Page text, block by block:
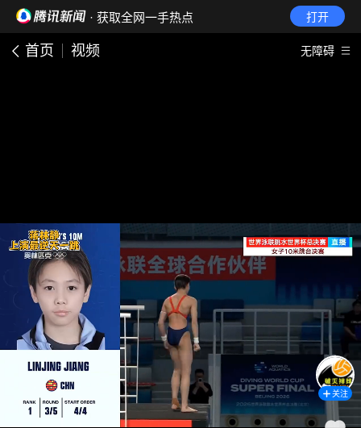
· 获取全网一手热点 打开
首页 视频 无障碍
关注